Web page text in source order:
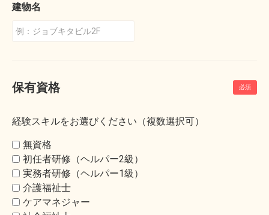
建物名
保有資格
経験スキルをお選びください（複数選択可）
無資格
初任者研修（ヘルパー2級）
実務者研修（ヘルパー1級）
介護福祉士
ケアマネジャー